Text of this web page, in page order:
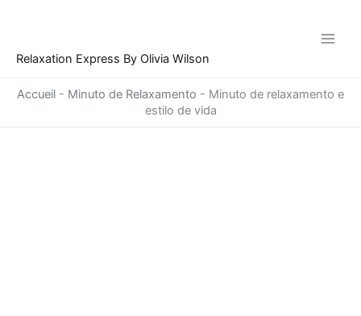
conteúdo
Relaxation Express By Olivia Wilson
Accueil - Minuto de Relaxamento - Minuto de relaxamento e
estilo de vida